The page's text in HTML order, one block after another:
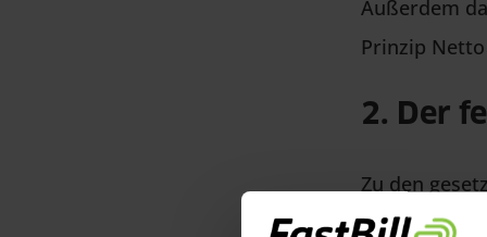
Außerdem
Prinzip
2. Der
Zu den
Rechnungen